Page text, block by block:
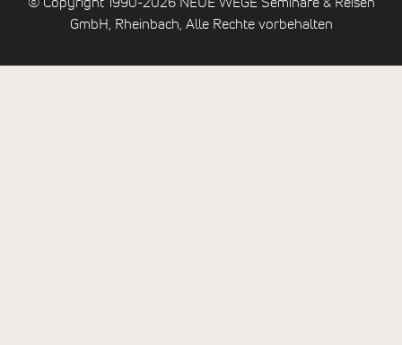
GmbH, Rheinbach, Alle Rechte vorbehalten